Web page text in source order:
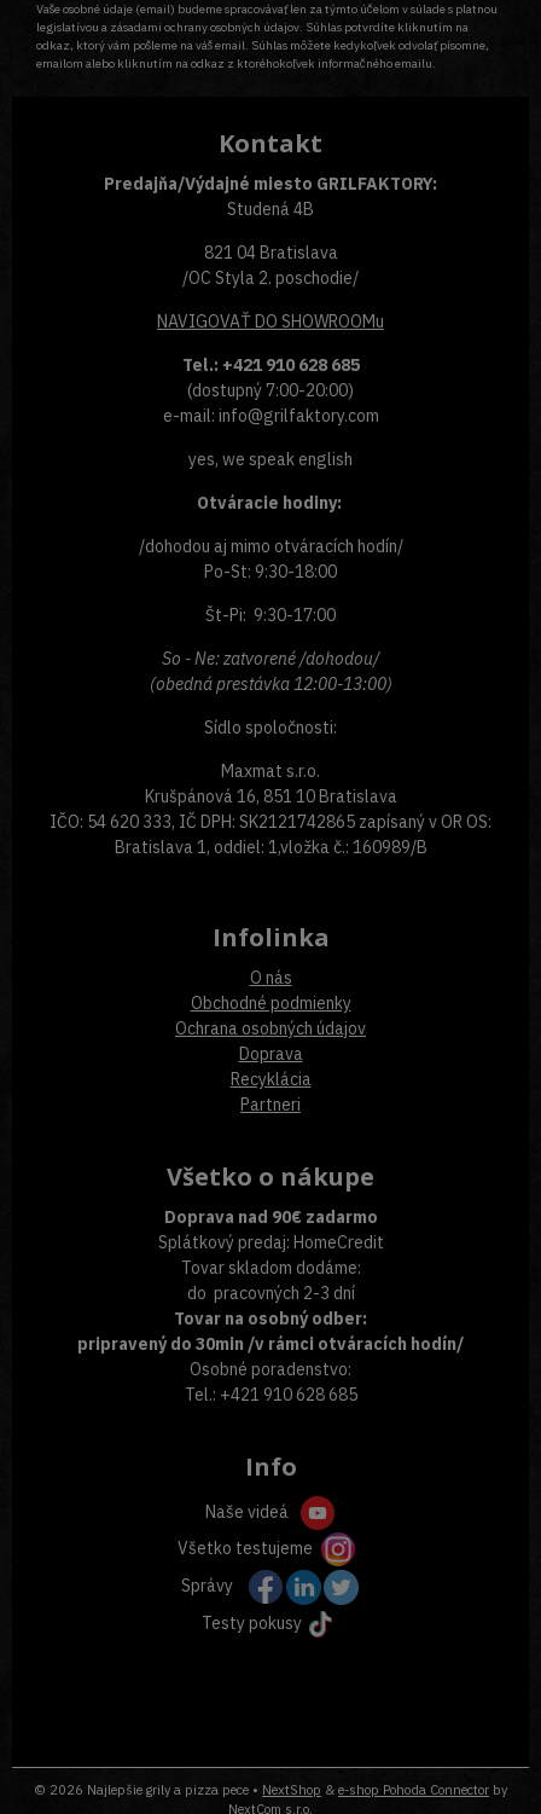
Vaše osobné údaje (email) budeme spracovávať len za týmto účelom v súlade s platnou
legislatívou a zásadami ochrany osobných údajov. Súhlas potvrdíte kliknutím na
odkaz, ktorý vám pošleme na váš email. Súhlas môžete kedykoľvek odvolať písomne,
emailom alebo kliknutím na odkaz z ktoréhokoľvek informačného emailu.
Kontakt
Predajňa/Výdajné miesto GRILFAKTORY:
Studená 4B
821 04 Bratislava
/OC Styla 2. poschodie/
NAVIGOVAŤ DO SHOWROOMu
Tel.: +421 910 628 685
(dostupný 7:00-20:00)
e-mail: info@grilfaktory.com
yes, we speak english
Otváracie hodiny:
/dohodou aj mimo otváracích hodín/
Po-St: 9:30-18:00
Št-Pi: 9:30-17:00
So - Ne: zatvorené /dohodou/
(obedná prestávka 12:00-13:00)
Sídlo spoločnosti:
Maxmat s.r.o.
Krušpánová 16, 851 10 Bratislava
IČO: 54 620 333, IČ DPH: SK2121742865 zapísaný v OR OS:
Bratislava 1, oddiel: 1,vložka č.: 160989/B
Infolinka
O nás
Obchodné podmienky
Ochrana osobných údajov
Doprava
Recyklácia
Partneri
Všetko o nákupe
Doprava nad 90€ zadarmo
Splátkový predaj: HomeCredit
Tovar skladom dodáme:
do pracovných 2-3 dní
Tovar na osobný odber:
pripravený do 30min /v rámci otváracích hodín/
Osobné poradenstvo:
Tel.: +421 910 628 685
Info
Naše videá
Všetko testujeme
Správy
Testy pokusy
© 2026 Najlepšie grily a pizza pece • NextShop & e-shop Pohoda Connector by
NextCom s.r.o.